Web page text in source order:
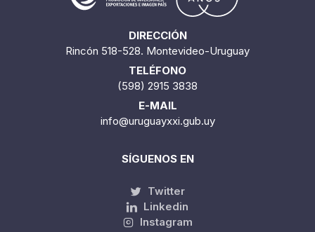
DIRECCIÓN
Rincón 518-528. Montevideo-Uruguay
TELÉFONO
(598) 2915 3838
E-MAIL
info@uruguayxxi.gub.uy
SÍGUENOS EN
Twitter
Linkedin
Instagram